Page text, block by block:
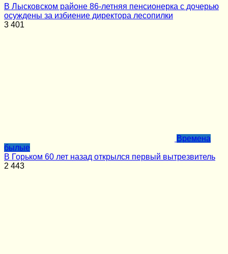
В Лысковском районе 86-летняя пенсионерка с дочерью
осуждены за избиение директора лесопилки
3 401
Времена
былые
В Горьком 60 лет назад открылся первый вытрезвитель
2 443